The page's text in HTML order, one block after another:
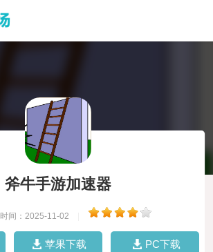
斧牛手游加速器
时间：2025-11-02
苹果下载 PC下载